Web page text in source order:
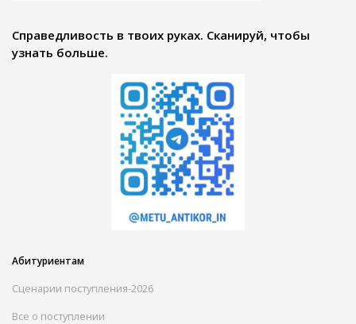
Справедливость в твоих руках. Сканируй, чтобы
узнать больше.
Абитуриентам
Сценарии поступления-2026
Все о поступлении